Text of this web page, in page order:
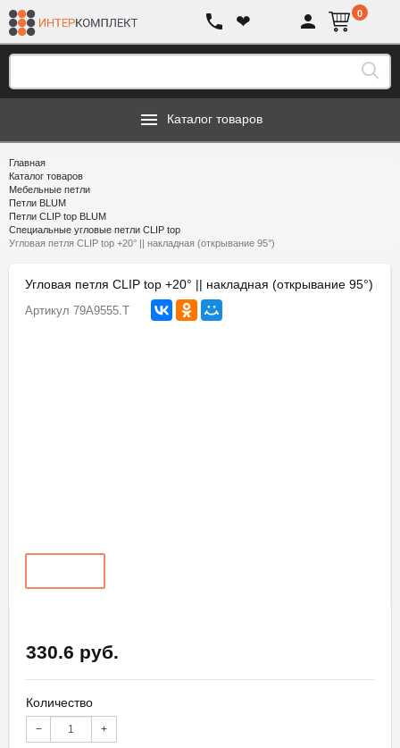
❤ 0
Каталог товаров
Главная
Каталог товаров
Мебельные петли
Петли BLUM
Петли CLIP top BLUM
Специальные угловые петли CLIP top
Угловая петля CLIP top +20° || накладная (открывание 95°)
Угловая петля CLIP top +20° || накладная (открывание 95°)
Артикул 79A9555.T
330.6 руб.
Количество
− +